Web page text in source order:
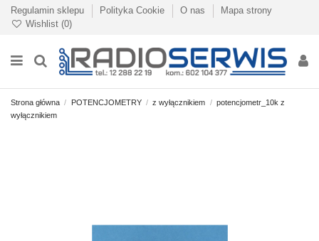
Regulamin sklepu Polityka Cookie O nas
Mapa strony
Wishlist (0)
Strona główna POTENCJOMETRY z wyłącznikiem
potencjometr_10k z
wyłącznikiem